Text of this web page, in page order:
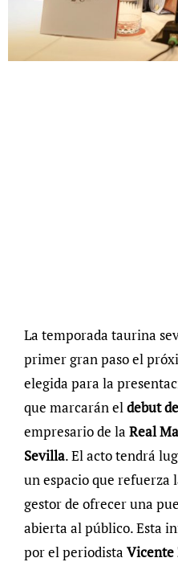
La temporada taurina
primer gran paso el
elegida para la
que marcarán eldebut
empresario de la Real
Sevilla. El acto tendrá
un espacio que refuerza
gestor de ofrecer una
abierta al público. Esta
por el periodista Vicente